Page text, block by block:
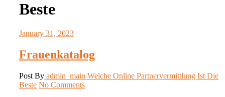
Beste
January 31, 2023
Frauenkatalog
Post By admin_main Welche Online Partnervermittlung Ist Die
Beste No Comments